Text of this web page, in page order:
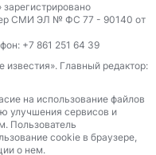
СМИ ЭЛ № ФС 77 - 90140 от
+7 861 251 64 39
известия». Главный редактор:
на использование файлов
улучшения сервисов и
Пользователь
сооkіе в браузере,
о нем.